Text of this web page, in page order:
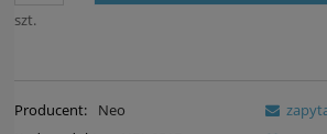
szt.
Producent:
Neo